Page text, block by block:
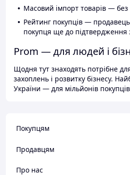
Масовий імпорт товарів —
Рейтинг покупців —
покупця ще до підтвердження
Prom — для людей і
Щодня тут знаходять потрібне
захоплень і розвитку бізнесу.
України — для мільйонів
Покупцям
Продавцям
Про нас